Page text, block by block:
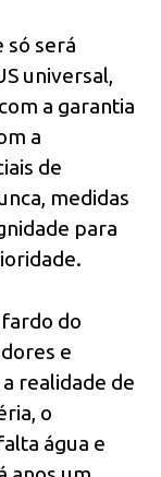
só será
universal,
a garantia
a
de
medidas
para
do
e
realidade de
o
água e